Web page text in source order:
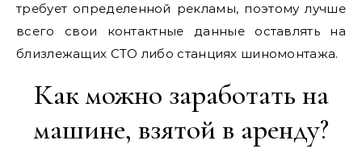
требует определенной рекламы, поэтому лучше
всего свои контактные данные оставлять на
близлежащих СТО либо станциях шиномонтажа.
Как можно заработать на
машине, взятой в аренду?